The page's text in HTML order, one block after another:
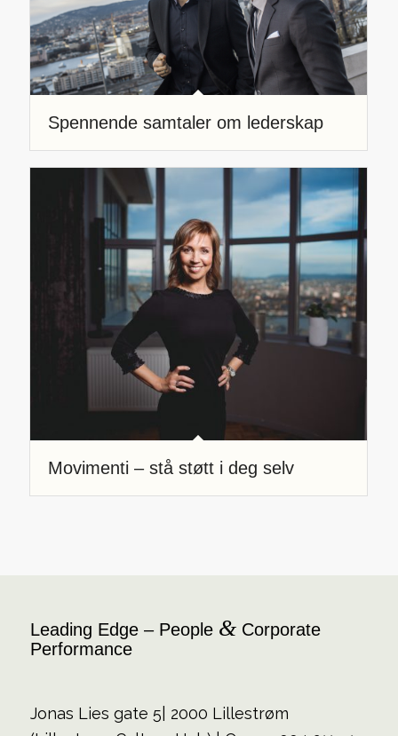
Spennende samtaler om lederskap
Movimenti – stå støtt i deg selv
Leading Edge – People &Corporate
Performance
Jonas Lies gate 5| 2000 Lillestrøm